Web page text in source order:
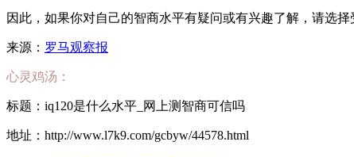
因此，如果你对自己的智商水平有疑问或有兴趣了解，请选
来源： 罗马观察报
心灵鸡汤：
标题：iq120是什么水平_网上测智商可信吗
地址：http://www.l7k9.com/gcbyw/44578.html